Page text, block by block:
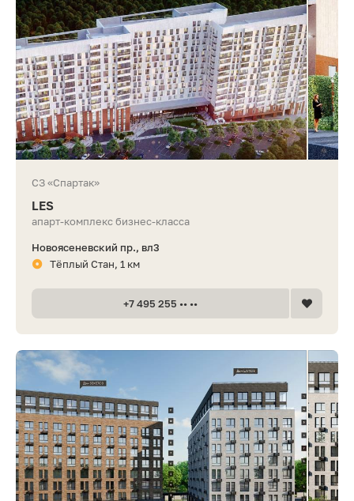
СЗ «Спартак»
LES
апарт-комплекс бизнес-класса
Новоясеневский пр., вл3
Тёплый Стан, 1 км
+7 495 255 •• ••